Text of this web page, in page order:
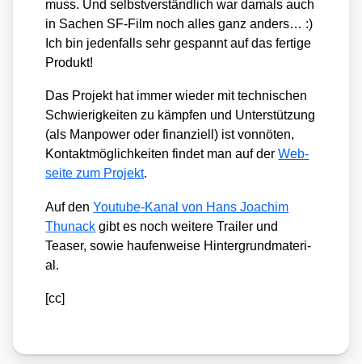
muss. Und selbst­ver­ständ­lich war damals auch
in Sachen SF-Film noch alles ganz anders… :)
Ich bin jeden­falls sehr gespannt auf das fer­ti­ge
Pro­dukt!
Das Pro­jekt hat immer wie­der mit tech­ni­schen
Schwie­rig­kei­ten zu kämp­fen und Unter­stüt­zung
(als Man­power oder finan­zi­ell) ist von­nö­ten,
Kon­takt­mög­lich­kei­ten fin­det man auf derWeb­
sei­te zum Pro­jekt.
Auf denYou­tube-Kanal von Hans Joa­chim
Thu­nack gibt es noch wei­te­re Trai­ler und
Teaser, sowie hau­fen­wei­se Hin­ter­grund­ma­te­ri­
al.
[cc]